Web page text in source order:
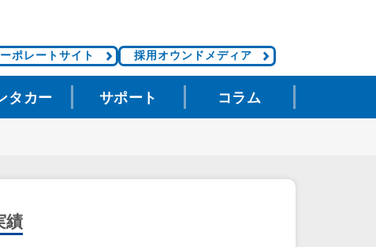
ポレートサイト 採用オウンドメディア
タカー サポート コラム
績